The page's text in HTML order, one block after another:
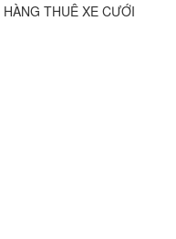
THUÊ XE CƯỚI